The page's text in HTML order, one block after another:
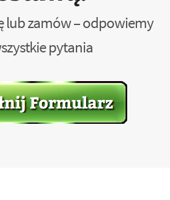
lub zamów – odpowiemy
pytania